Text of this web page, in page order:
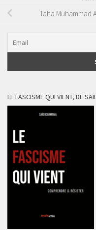
Taha Muhammad
LE FASCISME QUI VIENT, DE